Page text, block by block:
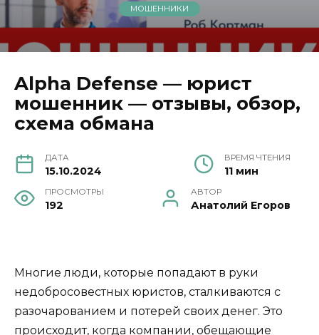
МОШЕННИКИ
Alpha Defense — юрист
мошенник — отзывы, обзор,
схема обмана
ДАТА
15.10.2024
ВРЕМЯ ЧТЕНИЯ
11 мин
ПРОСМОТРЫ
192
АВТОР
Анатолий Егоров
Многие люди, которые попадают в руки
недобросовестных юристов, сталкиваются с
разочарованием и потерей своих денег. Это
происходит, когда компании, обещающие